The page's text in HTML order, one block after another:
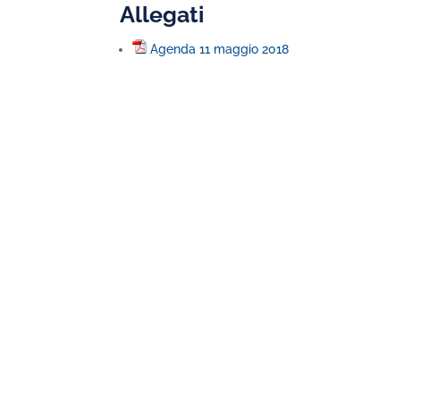
Allegati
Agenda 11 maggio 2018